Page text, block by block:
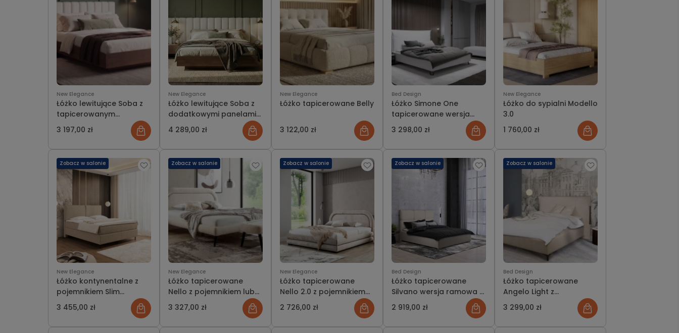
New Elegance
Łóżko lewitujące Soba z
tapicerowanym
wezgłowiem
3 197,00 zł
New Elegance
Łóżko lewitujące Soba z
dodatkowymi panelami
wezgłowia
4 289,00 zł
New Elegance
Łóżko tapicerowane Belly
3 122,00 zł
Bed Design
Łóżko Simone One
tapicerowane wersja
Light z pojemnikiem lub
bez
3 298,00 zł
New Elegance
Łóżko do sypialni Modello
3.0
1 760,00 zł
New Elegance
Łóżko kontynentalne z
pojemnikiem Slim
wezgłowie K z
poduszkami New
3 455,00 zł
Zobacz w salonie
New Elegance
Łóżko tapicerowane
Nello z pojemnikiem lub
bez
3 327,00 zł
Zobacz w salonie
New Elegance
Łóżko tapicerowane
Nello 2.0 z pojemnikiem
lub bez
2 726,00 zł
Zobacz w salonie
Bed Design
Łóżko tapicerowane
Silvano wersja ramowa z
pojemnikiem lub bez
2 919,00 zł
Zobacz w salonie
Bed Design
Łóżko tapicerowane
Angelo Light z
pojemnikiem lub bez
3 299,00 zł
Zobacz w salonie